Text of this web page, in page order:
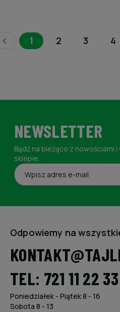
1 2 3 4
NEWSLETTER
Bądź na bieżąco z nowościami
sklepie.
Odpowiemy na
TEL: 721 11 22 33
Poniedziałek - Piątek 8 - 16
Sobota 8 - 13